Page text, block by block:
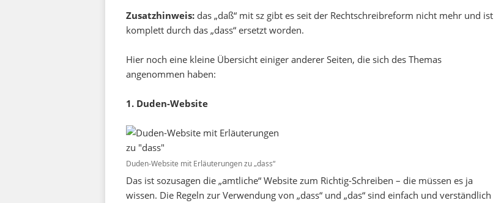
Zusatzhinweis:das „daß“ mit sz gibt es seit der Rechtschreibreform nicht mehr und ist
komplett durch das „dass“ ersetzt worden.
Hier noch eine kleine Übersicht einiger anderer Seiten, die sich des Themas
angenommen haben:
1. Duden-Website
Duden-Website mit Erläuterungen zu „dass“
Das ist sozusagen die „amtliche“ Website zum Richtig-Schreiben – die müssen es ja
wissen. Die Regeln zur Verwendung von „dass“ und „das“ sind einfach und verständlich